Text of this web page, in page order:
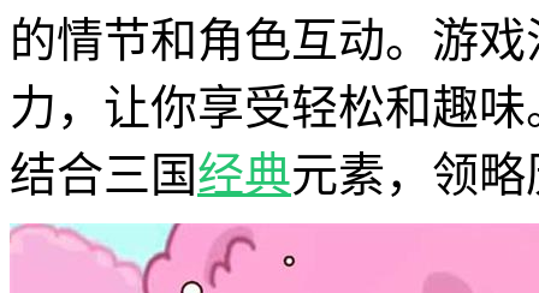
的情节和角色互动。游
力，让你享受轻松和趣
结合三国经典元素，领